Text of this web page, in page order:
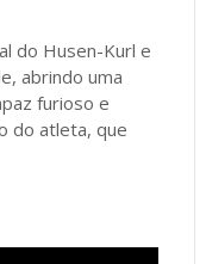
do Husen-Kurl e
abrindo uma
furioso e
do atleta, que